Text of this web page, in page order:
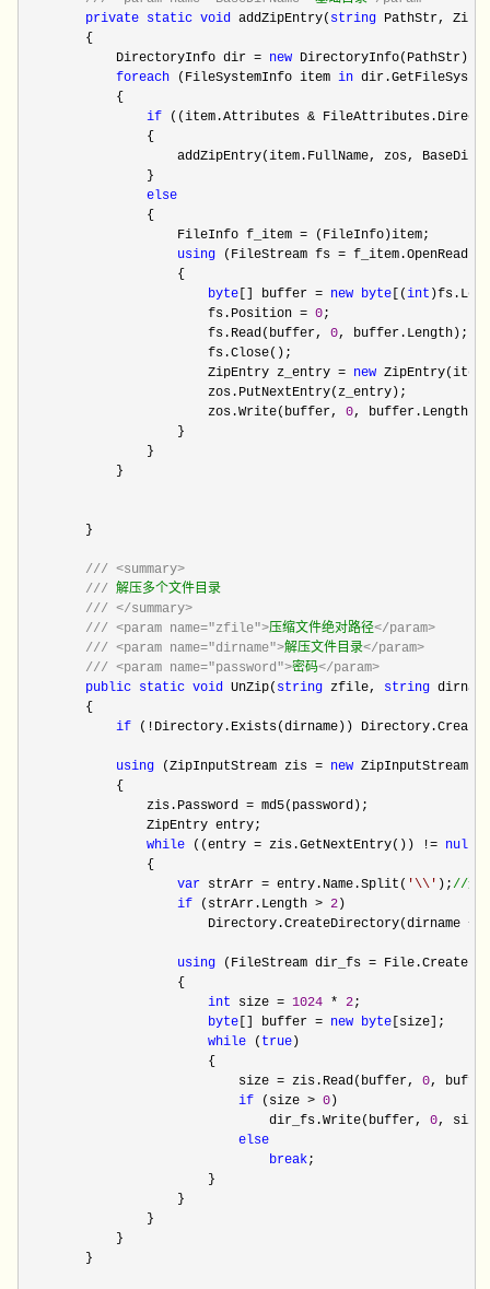
private static void addZipEntry( string PathStr,
        {
            DirectoryInfo dir
= new DirectoryInfo(PathStr);
foreach (FileSystemInfo item in
            {
if ((item.Attributes &
                {
addZipEntry(item.FullName, zos,
                }
else
                {
                    FileInfo f_item
= (FileInfo)item;
using (FileStream fs =
                    {
byte [] buffer = new byte [(int
                        fs.Position
= 0;
                        fs.Read(buffer,
0, buffer.Length);
                        fs.Close();
                        ZipEntry z_entry
= new
                        zos.PutNextEntry(z_entry);
                        zos.Write(buffer,
0, buffer.Length);
                    }
                }
            }
        }
/// <summary>
/// 解压多个文件目录
/// </summary>
/// <param name="zfile">压缩文件绝对路径</param>
/// <param name="dirname">解压文件目录</param>
/// <param name="password">密码</param>
public static void UnZip( string zfile, string
        {
if (! Directory.Exists(dirname))
using (ZipInputStream zis = new
            {
                zis.Password
= md5(password);
                ZipEntry entry;
while ((entry = zis.GetNextEntry()) != null
                {
var strArr = entry.Name.Split( ' \\ ' );//这
if (strArr.Length > 2 )
                        Directory.CreateDirectory(dirname
+
using (FileStream dir_fs =
                    {
int size = 1024 * 2;
byte [] buffer = new byte [size];
while ( true )
                        {
                            size
= zis.Read(buffer, 0,
if (size > 0 )
                                dir_fs.Write(buffer,
0,
else
break;
                        }
                    }
                }
            }
        }